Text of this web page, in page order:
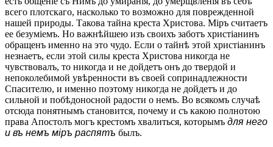
всего плотскаго, насколько то возможно для поврежденной
нашей природы. Такова тайна креста Христова. Міръ считаетъ
ее безуміемъ. Но важнѣйшею изъ своихъ заботъ христіанинъ
обращенъ именно на это чудо. Если о тайнѣ этой христіанинъ
незнаетъ, если этой силы креста Христова никогда не
чувствовалъ, то никогда и не дойдетъ онъ до твердой и
непоколебимой увѣренности въ своей сопринадлежности
Спасителю, и именно поэтому никогда не дойдетъ и до
сильной и побѣдоносной радости о немъ. Во всякомъ случаѣ
отсюда понятнымъ становится, почему и съ какою полнотою
права Апостолъ могъ крестомъ хвалиться, которымъ для него
и въ немъ міръ распятъ былъ.